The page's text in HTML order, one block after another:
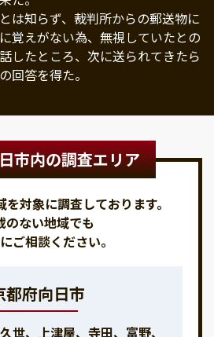
は知らず、裁判所からの郵送物に
覚えがない為、無視していたとの
したところ、次に送られてきたら
回答を得た。
市内の調査エリア
対象に調査しております。
のない地域でも
ご相談ください。
都府向日市
世、上津屋、寺田、富野、